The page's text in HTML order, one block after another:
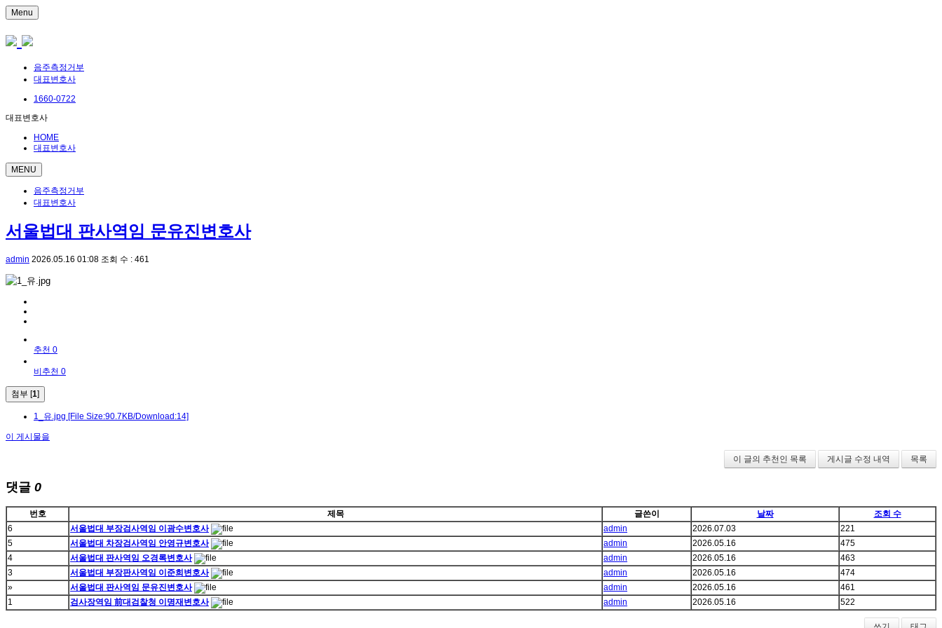
Menu
음주측정거부
대표변호사
1660-0722
대표변호사
HOME
대표변호사
MENU
음주측정거부
대표변호사
서울법대 판사역임 문유진변호사
admin 2026.05.16 01:08 조회 수 : 461
추천 0
비추천 0
첨부 [1]
1_유.jpg [File Size:90.7KB/Download:14]
이 게시물을
이 글의 추천인 목록 게시글 수정 내역 목록
댓글 0
번호 제목 글쓴이 날짜
조회 수
6
서울법대 부장검사역임 이광수변호사 admin 2026.07.03
221
5
서울법대 차장검사역임 안영규변호사 admin 2026.05.16
475
4
서울법대 판사역임 오경록변호사 admin 2026.05.16
463
3
서울법대 부장판사역임 이준희변호사 admin 2026.05.16
474
»
서울법대 판사역임 문유진변호사 admin 2026.05.16
461
1
검사장역임 前대검찰청 이명재변호사 admin 2026.05.16 522